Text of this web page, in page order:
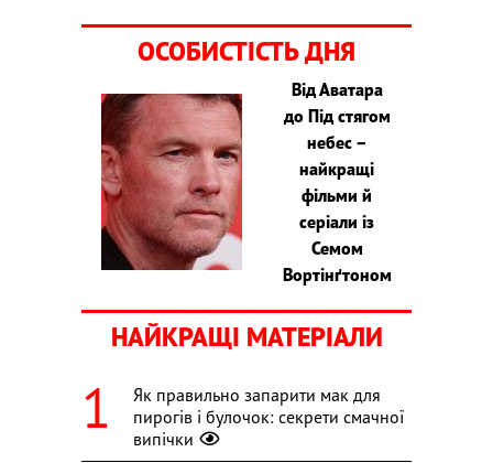
ОСОБИСТІСТЬ ДНЯ
Від Аватара
до Під стягом
небес –
найкращі
фільми й
серіали із
Семом
Вортінґтоном
НАЙКРАЩІ МАТЕРІАЛИ
Як правильно запарити мак для
пирогів і булочок: секрети смачної
випічки